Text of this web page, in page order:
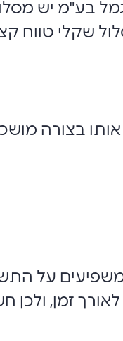
בע"מ יש
בצורה
על
זמן, ולכן